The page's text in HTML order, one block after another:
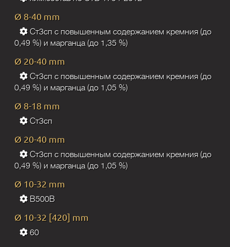
Ø 8-40 mm
Ст3сп с повышенным содержанием кремния (до
0,49 %) и марганца (до 1,35 %)
Ø 20-40 mm
Ст3сп с повышенным содержанием кремния (до
0,49 %) и марганца (до 1,05 %)
Ø 8-18 mm
Ст3сп
Ø 20-40 mm
Ст3сп с повышенным содержанием кремния (до
0,49 %) и марганца (до 1,05 %)
Ø 10-32 mm
B500B
Ø 10-32 [420] mm
60